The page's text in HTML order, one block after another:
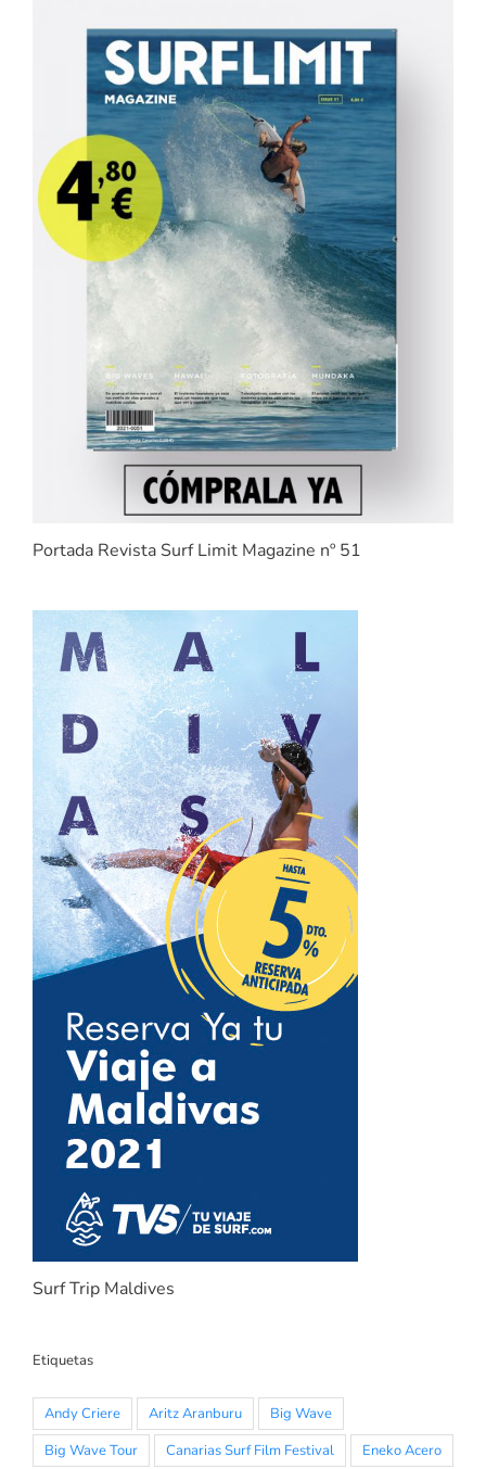
Portada Revista Surf Limit Magazine nº 51
Surf Trip Maldives
Etiquetas
Andy Criere Aritz Aranburu
Big Wave
Big Wave Tour
Canarias Surf Film Festival
Eneko Acero